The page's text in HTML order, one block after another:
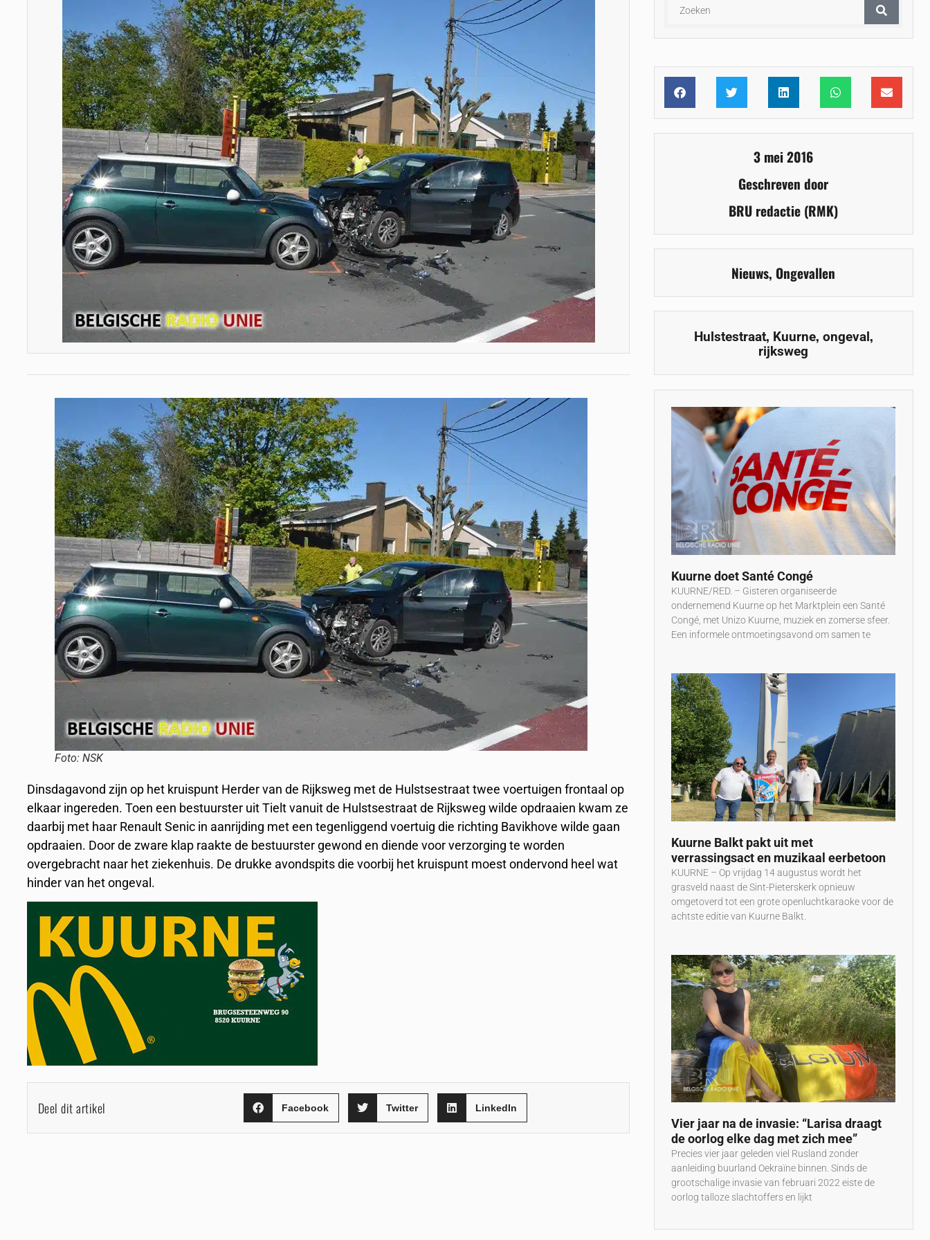
Foto: NSK
Dinsdagavond zijn op het kruispunt Herder van de Rijksweg met de Hulstsestraat twee voertuigen frontaal op
elkaar ingereden. Toen een bestuurster uit Tielt vanuit de Hulstsestraat de Rijksweg wilde opdraaien kwam ze
daarbij met haar Renault Senic in aanrijding met een tegenliggend voertuig die richting Bavikhove wilde gaan
opdraaien. Door de zware klap raakte de bestuurster gewond en diende voor verzorging te worden
overgebracht naar het ziekenhuis. De drukke avondspits die voorbij het kruispunt moest ondervond heel wat
hinder van het ongeval.
Deel dit artikel Facebook Twitter LinkedIn
3 mei 2016
Geschreven door
BRU redactie (RMK)
Nieuws, Ongevallen
Hulstestraat, Kuurne, ongeval,
rijksweg
Kuurne doet Santé Congé
KUURNE/RED. – Gisteren organiseerde
ondernemend Kuurne op het Marktplein een Santé
Congé, met Unizo Kuurne, muziek en zomerse sfeer.
Een informele ontmoetingsavond om samen te
Kuurne Balkt pakt uit met
verrassingsact en muzikaal eerbetoon
KUURNE – Op vrijdag 14 augustus wordt het
grasveld naast de Sint-Pieterskerk opnieuw
omgetoverd tot een grote openluchtkaraoke voor de
achtste editie van Kuurne Balkt.
Vier jaar na de invasie: “Larisa draagt
de oorlog elke dag met zich mee”
Precies vier jaar geleden viel Rusland zonder
aanleiding buurland Oekraïne binnen. Sinds de
grootschalige invasie van februari 2022 eiste de
oorlog talloze slachtoffers en lijkt